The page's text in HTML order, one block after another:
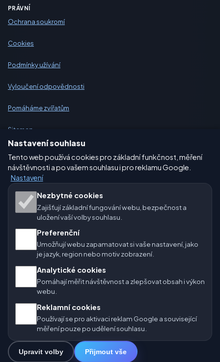
PRÁVNÍ
Ochrana soukromí
Cookies
Podmínky užívání
Vyloučení odpovědnosti
Pomáháme zvířatům
Sitemap
Nastavení
Naše weby o počasí:
🇨🇿 Česko 🇭🇷 Chorvatsko 🇧🇬 Bulharsko
🇩🇪🇦🇹🇨🇭 Německo / Rakousko / Švýcarsko
🌎 Latinská Amerika a Španělsko
🇮🇳 Jižní a jihovýchodní Asie
info@pocasi.online
© 2026 Počasí Online · Meteorologická data: MET Norway · Open-
Meteo. Výstrahy počasí: ČHMÚ.
Nastavení souhlasu
Tento web používá cookies pro základní funkčnost, měření
návštěvnosti a po vašem souhlasu i pro reklamu Google.
Nastavení
Nezbytné cookies
Zajišťují základní fungování webu, bezpečnost a
uložení vaší volby souhlasu.
Preferenční
Umožňují webu zapamatovat si vaše nastavení, jako
je jazyk, region nebo motiv zobrazení.
Analytické cookies
Pomáhají měřit návštěvnost a zlepšovat obsah i výkon
webu.
Reklamní cookies
Používají se pro aktivaci reklam Google a související
měření pouze po udělení souhlasu.
Upravit volby Přijmout vše